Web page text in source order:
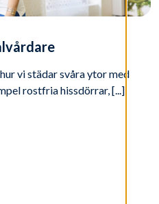
vi städar svåra ytor med
rostfria hissdörrar, [...]